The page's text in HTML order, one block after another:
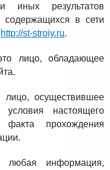
иных результатов
содержащихся в сети
http://st-stroiy.ru.
лицо, обладающее
осуществившее
настоящего
прохождения
информация,